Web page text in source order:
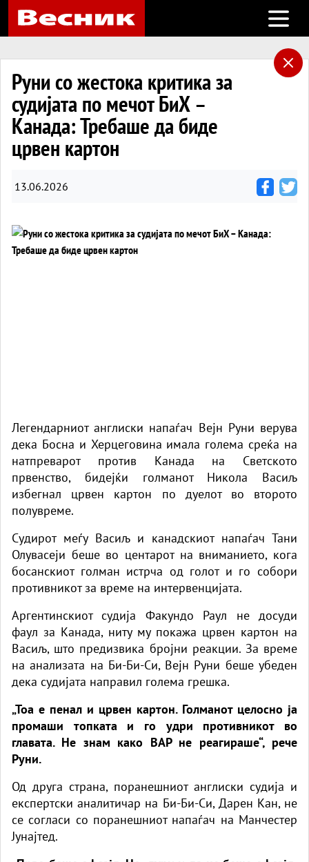
Open
Руни со жестока критика за
судијата по мечот БиХ –
Канада: Требаше да биде
црвен картон
13.06.2026
Легендарниот англиски напаѓач Вејн Руни верува
дека Босна и Херцеговина имала голема среќа на
натпреварот против Канада на Светското
првенство, бидејќи голманот Никола Васиљ
избегнал црвен картон по дуелот во второто
полувреме.
Судирот меѓу Васиљ и канадскиот напаѓач Тани
Олувасеји беше во центарот на вниманието, кога
босанскиот голман истрча од голот и го собори
противникот за време на интервенцијата.
Аргентинскиот судија Факундо Раул не досуди
фаул за Канада, ниту му покажа црвен картон на
Васиљ, што предизвика бројни реакции. За време
на анализата на Би-Би-Си, Вејн Руни беше убеден
дека судијата направил голема грешка.
„Тоа е пенал и црвен картон. Голманот целосно ја
промаши топката и го удри противникот во
главата. Не знам како ВАР не реагираше“, рече
Руни.
Од друга страна, поранешниот англиски судија и
експертски аналитичар на Би-Би-Си, Дарен Кан, не
се согласи со поранешниот напаѓач на Манчестер
Јунајтед.